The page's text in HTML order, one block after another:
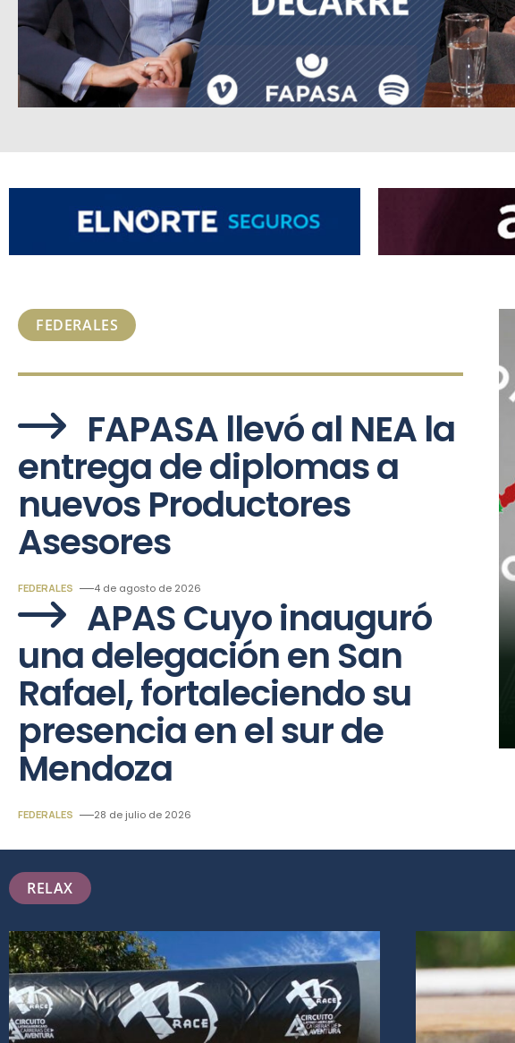
FEDERALES
FAPASA llevó al NEA la
entrega de diplomas a
nuevos Productores
Asesores
FEDERALES 4 de agosto de 2026
APAS Cuyo inauguró
una delegación en San
Rafael, fortaleciendo su
presencia en el sur de
Mendoza
FEDERALES 28 de julio de 2026
RELAX